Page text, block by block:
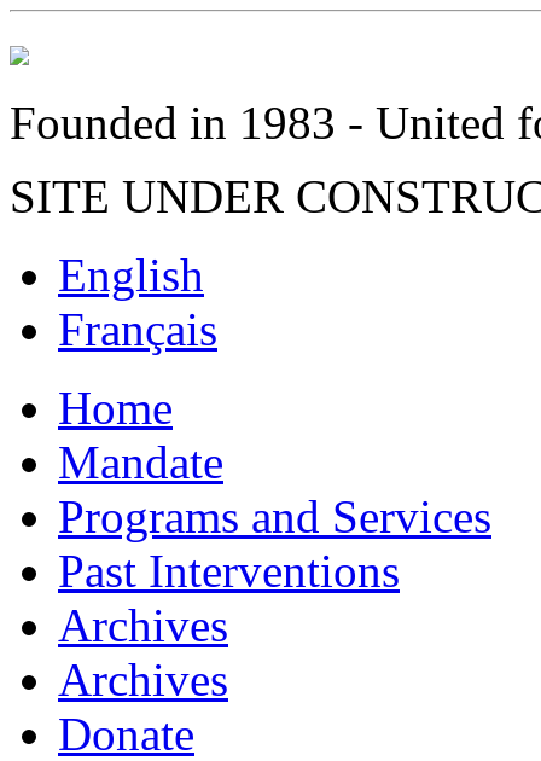
Founded in 1983 - United
SITE UNDER
English
Français
Home
Mandate
Programs and Services
Past Interventions
Archives
Archives
Donate